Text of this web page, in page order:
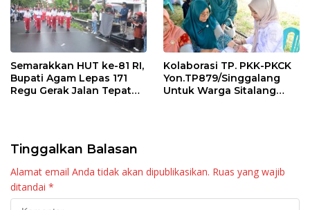
Semarakkan HUT ke-81 RI,
Bupati Agam Lepas 171
Regu Gerak Jalan Tepat
Kolaborasi TP. PKK-PKCK
Yon.TP879/Singgalang
Untuk Warga Sitalang
Tinggalkan Balasan
Alamat email Anda tidak akan dipublikasikan. Ruas yang wajib
ditandai *